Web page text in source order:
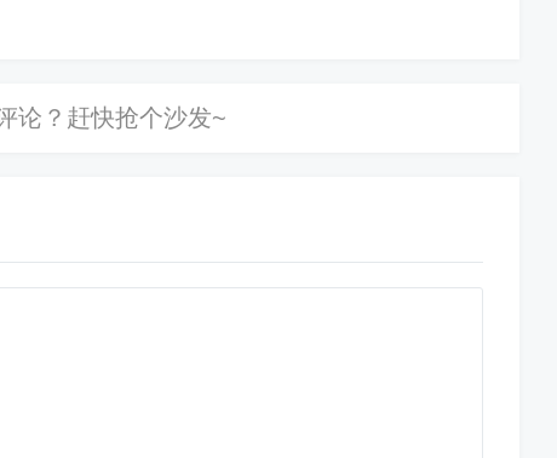
当天在公海执行常规合法侦察任务过程中失联，但
任务，并将相关图片传回指挥中心，但随后失联。他